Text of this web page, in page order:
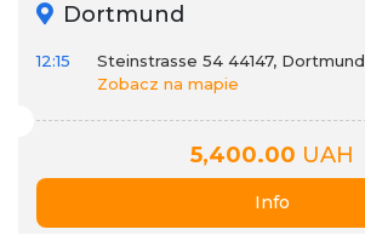
Dortmund
12:15
Steinstrasse 54 44147, Dortmund
Zobacz na mapie
5,400.00 UAH
Info